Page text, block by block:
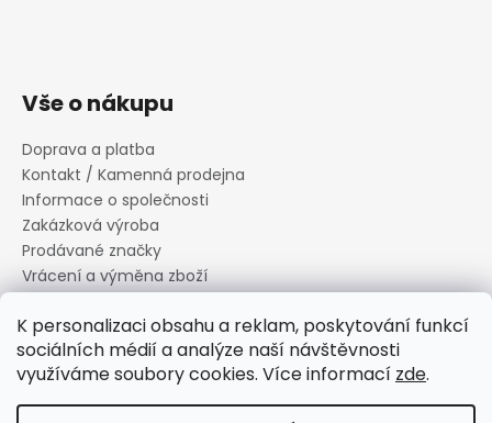
K personalizaci obsahu a reklam, poskytování funkcí
sociálních médií a analýze naší návštěvnosti
využíváme soubory cookies. Více informací zde.
Vše o nákupu
Doprava a platba
Kontakt / Kamenná prodejna
Informace o společnosti
Zakázková výroba
Prodávané značky
Vrácení a výměna zboží
Informace o souborech cookies
Reklamační řád
Obchodní podmínky